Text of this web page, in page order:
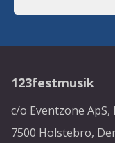
123festmusik
c/o Eventzone
7500 Holstebro,